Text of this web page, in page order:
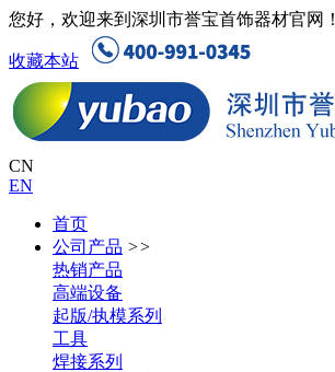
您好，欢迎来到深圳市誉宝首饰器材官网！
收藏本站
CN
EN
首页
公司产品 >>
热销产品
高端设备
起版/执模系列
工具
焊接系列